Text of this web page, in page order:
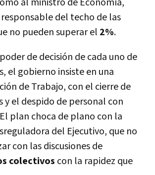
del techo de las
no pueden superar el 2%.
de decisión de cada uno de
el gobierno insiste en una
de Trabajo, con el cierre de
y el despido de personal con
plan choca de plano con la
del Ejecutivo, que no
con las discusiones de
colectivos con la rapidez que